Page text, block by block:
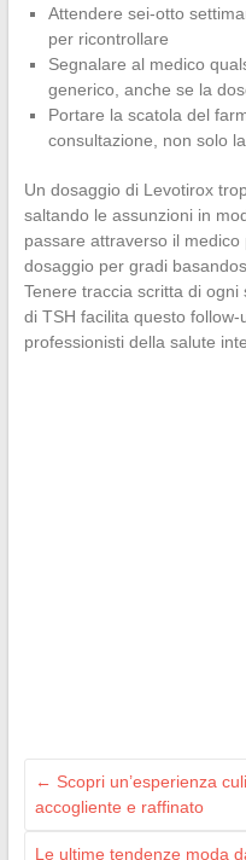
Attendere sei-otto
per ricontrollare
Segnalare al medico
generico, anche se la
Portare la scatola del
consultazione, non solo
Un dosaggio di Levotirox
saltando le assunzioni in
passare attraverso il
dosaggio per gradi
Tenere traccia scritta di
di TSH facilita questo
professionisti della salute
← Scopri un’esperienza
accogliente e raffinato
Le ultime tendenze moda